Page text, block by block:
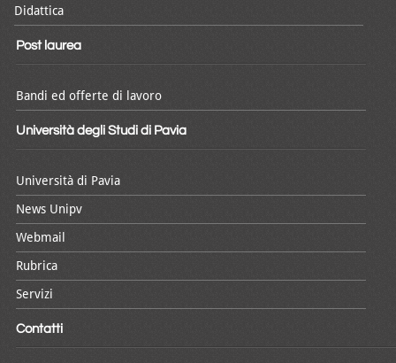
Didattica
Post laurea
Bandi ed offerte di lavoro
Università degli Studi di Pavia
Università di Pavia
News Unipv
Webmail
Rubrica
Servizi
Contatti